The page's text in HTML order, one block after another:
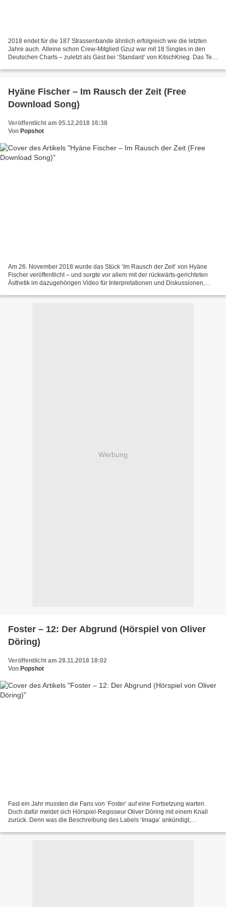
2018 endet für die 187 Strassenbande ähnlich erfolgreich wie die letzten
Jahre auch. Alleine schon Crew-Mitglied Gzuz war mit 18 Singles in den
Deutschen Charts – zuletzt als Gast bei ‘Standard‘ von KitschKrieg. Das Teil
Hyäne Fischer – Im Rausch der Zeit (Free
Download Song)
Veröffentlicht am 05.12.2018 16:38
Von Popshot
Am 26. November 2018 wurde das Stück ‘Im Rausch der Zeit‘ von Hyäne
Fischer veröffentlicht – und sorgte vor allem mit der rückwärts-gerichteten
Ästhetik im dazugehörigen Video für Interpretationen und Diskussionen,
Werbung
Foster – 12: Der Abgrund (Hörspiel von Oliver
Döring)
Veröffentlicht am 28.11.2018 18:02
Von Popshot
Fast ein Jahr mussten die Fans von ‘Foster‘ auf eine Fortsetzung warten.
Doch dafür meldet sich Hörspiel-Regisseur Oliver Döring mit einem Knall
zurück. Denn was die Beschreibung des Labels ‘Imaga‘ ankündigt,